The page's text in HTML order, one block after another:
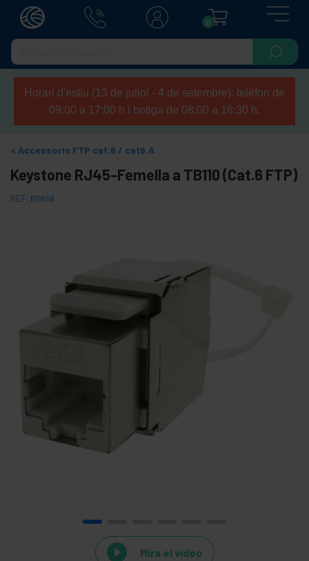
0
Horari d'estiu (13 de juliol - 4 de setembre): telèfon de
09:00 a 17:00 h i botiga de 08:00 a 16:30 h.
Accessoris FTP cat.6 / cat6.A
Keystone RJ45-Femella a TB110 (Cat.6 FTP)
REF: RD060
Mira el vídeo